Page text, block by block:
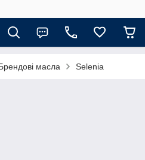
масла Selenia